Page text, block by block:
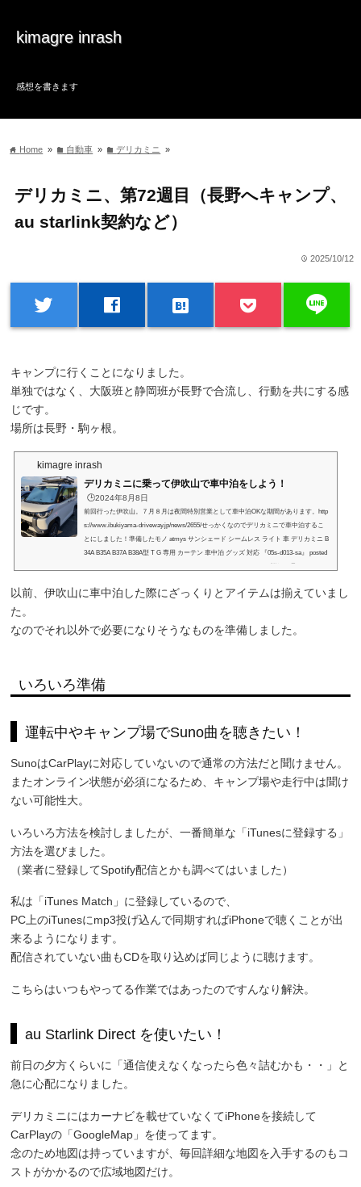
kimagre inrash
感想を書きます
home Home » folder 自動車 » folderデリカミニ »
デリカミニ、第72週目（長野へキャンプ、
au starlink契約など）
time 2025/10/12
twitter facebook hatenabookmark line
キャンプに行くことになりました。
単独ではなく、大阪班と静岡班が長野で合流し、行動を共にする感
じです。
場所は長野・駒ヶ根。
kimagre inrash
デリカミニに乗って伊吹山で車中泊をしよう！
🕒️2024年8月8日
前回行った伊吹山。７月８月は夜間特別営業として車中泊OKな期間があります。http
s://www.ibukiyama-driveway.jp/news/2655/せっかくなのでデリカミニで車中泊するこ
とにしました！準備したモノ atmys サンシェード シームレス ライト 車 デリカミニ B
34A B35A B37A B38A型 T G 専用 カーテン 車中泊 グッズ 対応 『05s-d013-sa』 posted
以前、伊吹山に車中泊した際にざっくりとアイテムは揃えていまし
た。
なのでそれ以外で必要になりそうなものを準備しました。
いろいろ準備
運転中やキャンプ場でSuno曲を聴きたい！
SunoはCarPlayに対応していないので通常の方法だと聞けません。
またオンライン状態が必須になるため、キャンプ場や走行中は聞け
ない可能性大。
いろいろ方法を検討しましたが、一番簡単な「iTunesに登録する」
方法を選びました。
（業者に登録してSpotify配信とかも調べてはいました）
私は「iTunes Match」に登録しているので、
PC上のiTunesにmp3投げ込んで同期すればiPhoneで聴くことが出
来るようになります。
配信されていない曲もCDを取り込めば同じように聴けます。
こちらはいつもやってる作業ではあったのですんなり解決。
au Starlink Direct を使いたい！
前日の夕方くらいに「通信使えなくなったら色々詰むかも・・」と
急に心配になりました。
デリカミニにはカーナビを載せていなくてiPhoneを接続して
CarPlayの「GoogleMap」を使ってます。
念のため地図は持っていますが、毎回詳細な地図を入手するのもコ
ストがかかるので広域地図だけ。